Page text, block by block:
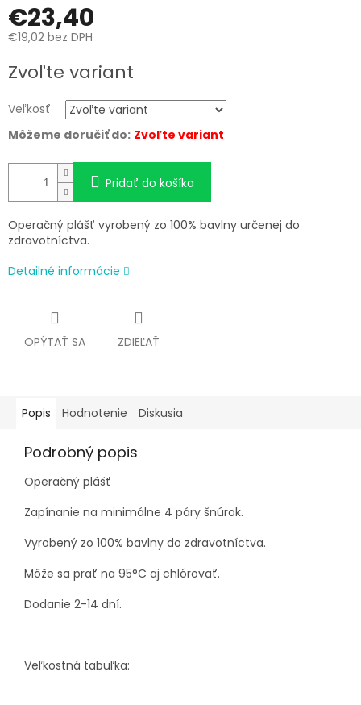
€23,40
€19,02 bez DPH
cena:
Zvoľte variant
Veľkosť
Môžeme doručiť do: Zvoľte variant
Pridať do košíka
Operačný plášť vyrobený zo 100% bavlny určenej do
zdravotníctva.
Detailné informácie
OPÝTAŤ SA ZDIEĽAŤ
Popis Hodnotenie Diskusia
Podrobný popis
Operačný plášť
Zapínanie na minimálne 4 páry šnúrok.
Vyrobený zo 100% bavlny do zdravotníctva.
Môže sa prať na 95°C aj chlórovať.
Dodanie 2-14 dní.
Veľkostná tabuľka: